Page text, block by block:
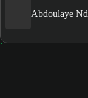
Abdoulaye